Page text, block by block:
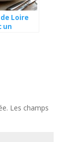
Loire
un
Les champs